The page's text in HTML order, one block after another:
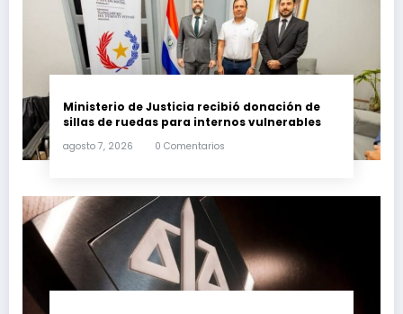
Ministerio de Justicia recibió donación de
sillas de ruedas para internos vulnerables
agosto 7, 2026 0 Comentarios